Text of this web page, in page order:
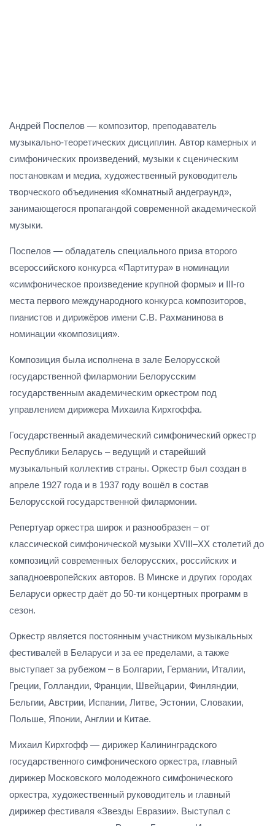
Андрей Поспелов — композитор, преподаватель
музыкально-теоретических дисциплин. Автор камерных и
симфонических произведений, музыки к сценическим
постановкам и медиа, художественный руководитель
творческого объединения «Комнатный андеграунд»,
занимающегося пропагандой современной академической
музыки.
Поспелов — обладатель специального приза второго
всероссийского конкурса «Партитура» в номинации
«симфоническое произведение крупной формы» и III-го
места первого международного конкурса композиторов,
пианистов и дирижёров имени С.В. Рахманинова в
номинации «композиция».
Композиция была исполнена в зале Белорусской
государственной филармонии Белорусским
государственным академическим оркестром под
управлением дирижера Михаила Кирхгоффа.
Государственный академический симфонический оркестр
Республики Беларусь – ведущий и старейший
музыкальный коллектив страны. Оркестр был создан в
апреле 1927 года и в 1937 году вошёл в состав
Белорусской государственной филармонии.
Репертуар оркестра широк и разнообразен – от
классической симфонической музыки XVIII–XX столетий до
композиций современных белорусских, российских и
западноевропейских авторов. В Минске и других городах
Беларуси оркестр даёт до 50-ти концертных программ в
сезон.
Оркестр является постоянным участником музыкальных
фестивалей в Беларуси и за ее пределами, а также
выступает за рубежом – в Болгарии, Германии, Италии,
Греции, Голландии, Франции, Швейцарии, Финляндии,
Бельгии, Австрии, Испании, Литве, Эстонии, Словакии,
Польше, Японии, Англии и Китае.
Михаил Кирхгофф — дирижер Калининградского
государственного симфонического оркестра, главный
дирижер Московского молодежного симфонического
оркестра, художественный руководитель и главный
дирижер фестиваля «Звезды Евразии». Выступал с